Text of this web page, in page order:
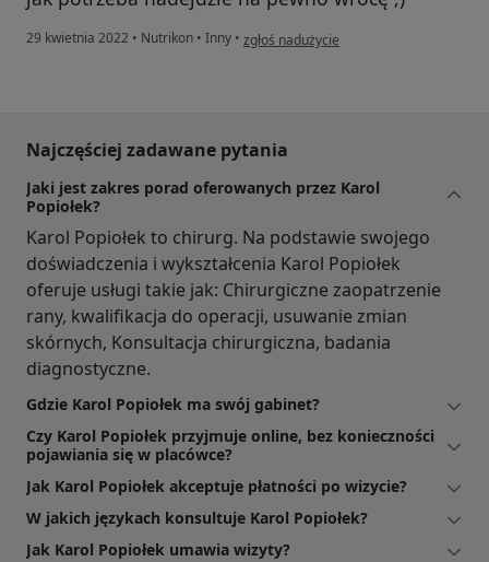
29 kwietnia 2022 • Nutrikon • Inny • w opinii użytkownika Szymon
zgłoś nadużycie
Najczęściej zadawane pytania
Jaki jest zakres porad oferowanych przez Karol
Popiołek?
Karol Popiołek to chirurg. Na podstawie swojego
doświadczenia i wykształcenia Karol Popiołek
oferuje usługi takie jak: Chirurgiczne zaopatrzenie
rany, kwalifikacja do operacji, usuwanie zmian
skórnych, Konsultacja chirurgiczna, badania
diagnostyczne.
Gdzie Karol Popiołek ma swój gabinet?
Czy Karol Popiołek przyjmuje online, bez konieczności
pojawiania się w placówce?
Jak Karol Popiołek akceptuje płatności po wizycie?
W jakich językach konsultuje Karol Popiołek?
Jak Karol Popiołek umawia wizyty?